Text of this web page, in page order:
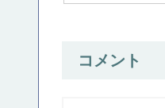
コメント